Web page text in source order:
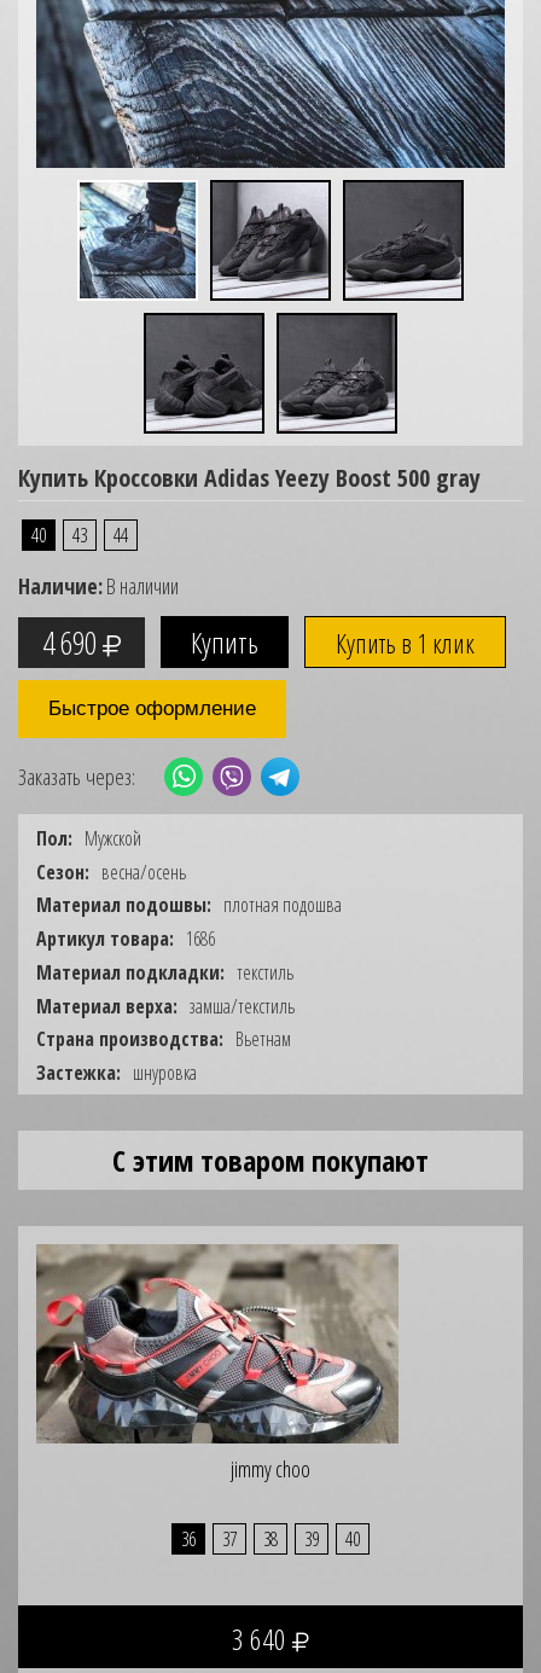
Купить Кроссовки Adidas Yeezy Boost 500 gray
40 43 44
Наличие:В наличии
4 690 Купить в 1 клик
Быстрое оформление
Заказать через:
Пол: Мужской
Сезон: весна/осень
Материал подошвы: плотная подошва
Артикул товара: 1686
Материал подкладки: текстиль
Материал верха: замша/текстиль
Страна производства: Вьетнам
Застежка: шнуровка
С этим товаром покупают
jimmy choo
36 37 38 39 40
3 640